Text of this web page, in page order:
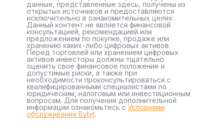
данные, представленные здесь, получены из
открытых источников и предоставляются
исключительно в ознакомительных целях.
Данный контент не является финансовой
консультацией, рекомендацией или
предложением по покупке, продаже или
хранению каких-либо цифровых активов.
Перед торговлей или хранением цифровых
активов инвесторы должны тщательно
оценить свое финансовое положение и
допустимые риски, а также при
необходимости проконсультироваться с
квалифицированными специалистами по
юридическим, налоговым или инвестиционным
вопросам. Для получения дополнительной
информации ознакомьтесь с Условиями
обслуживания Bybit.